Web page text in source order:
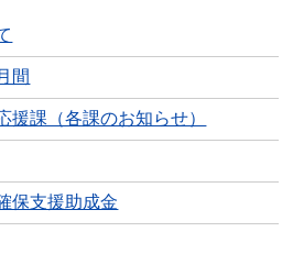
間
援課（各課のお知らせ）
保支援助成金